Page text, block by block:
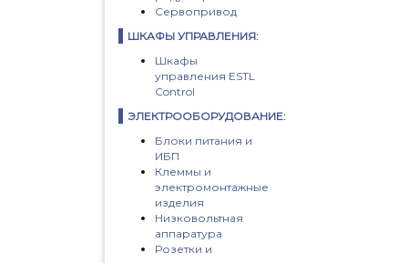
Сервопривод
ШКАФЫ УПРАВЛЕНИЯ:
Шкафы
управления ESTL
Control
ЭЛЕКТРООБОРУДОВАНИЕ:
Блоки питания и
ИБП
Клеммы и
электромонтажные
изделия
Низковольтная
аппаратура
Розетки и